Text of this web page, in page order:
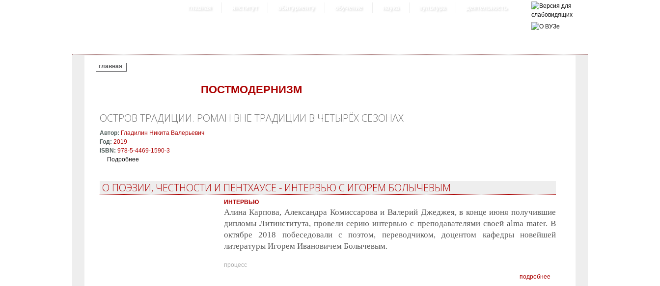
главная институт абитуриенту обучение наука культура деятельность
ВЫ ЗДЕСЬ
главная
ПОСТМОДЕРНИЗМ
ОСТРОВ ТРАДИЦИИ. РОМАН ВНЕ ТРАДИЦИИ В ЧЕТЫРЁХ СЕЗОНАХ
Автор: Гладилин Никита Валерьевич
Год: 2019
ISBN: 978-5-4469-1590-3
Подробнее
О ПОЭЗИИ, ЧЕСТНОСТИ И ПЕНТХАУСЕ - ИНТЕРВЬЮ С ИГОРЕМ БОЛЫЧЕВЫМ
ИНТЕРВЬЮ
Алина Карпова, Александра Комиссарова и Валерий Джеджея, в конце июня получившие
дипломы Литинститута, провели серию интервью с преподавателями своей alma mater. В
октябре 2018 побеседовали с поэтом, переводчиком, доцентом кафедры новейшей
литературы Игорем Ивановичем Болычевым.
процесс
подробнее